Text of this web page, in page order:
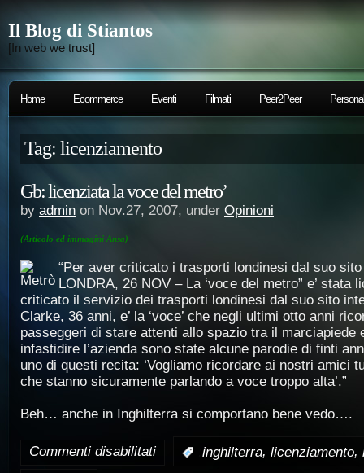
Il Blog di Stiantos
[In web we trust]
Home Ecommerce Eventi Filmati Peer2Peer
Tag: licenziamento
Gb: licenziata la voce del metro’
by admin on Nov.27, 2007, under Opinioni
(Articolo ed immagini Ansa)
“Per aver criticato i trasporti londinesi dal suo
LONDRA, 26 NOV – La ‘voce del metro” e’ stata
criticato il servizio dei trasporti londinesi dal suo sito
Clarke, 36 anni, e’ la ‘voce’ che negli ultimi otto anni
passeggeri di stare attenti allo spazio tra il marciapiede
infastidire l’azienda sono state alcune parodie di finti
uno di questi recita: ‘Vogliamo ricordare ai nostri amici
che stanno sicuramente parlando a voce troppo alta’.”
Beh… anche in Inghilterra si comportano bene vedo….
Commenti disabilitatisu inghilterra, licenziamento,